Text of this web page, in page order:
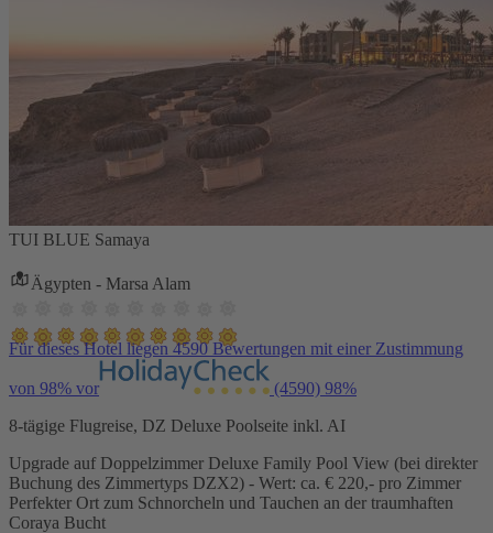
TUI BLUE Samaya
Ägypten - Marsa Alam
Für dieses Hotel liegen 4590 Bewertungen mit einer Zustimmung
von 98% vor (4590) 98%
8-tägige Flugreise, DZ Deluxe Poolseite inkl. AI
Upgrade auf Doppelzimmer Deluxe Family Pool View (bei direkter
Buchung des Zimmertyps DZX2) - Wert: ca. € 220,- pro Zimmer
Perfekter Ort zum Schnorcheln und Tauchen an der traumhaften
Coraya Bucht